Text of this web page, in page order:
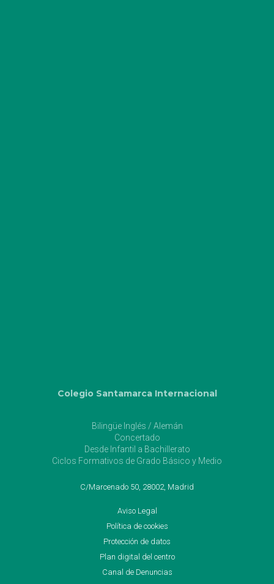
Colegio Santamarca Internacional
Bilingüe Inglés / Alemán
Concertado
Desde Infantil a Bachillerato
Ciclos Formativos de Grado Básico y Medio
C/Marcenado 50, 28002, Madrid
Aviso Legal
Política de cookies
Protección de datos
Plan digital del centro
Canal de Denuncias